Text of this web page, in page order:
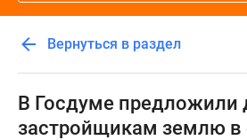
Реклама
сайте
Дзен
Продавцы
Вернуться в раздел
В Госдуме предложили
застройщикам землю в